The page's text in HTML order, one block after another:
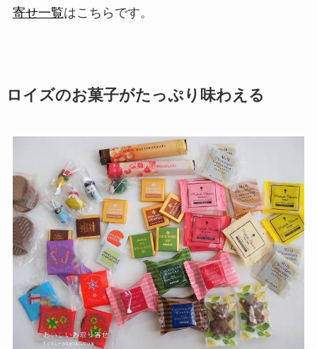
寄せ一覧はこちらです。
ロイズのお菓子がたっぷり味わえる